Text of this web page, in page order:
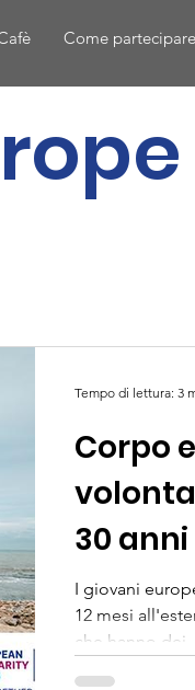
Come partecipare
Corpo
30 anni
I giovani
12 mesi
che hanno dei...
Tempo di lettura: 3